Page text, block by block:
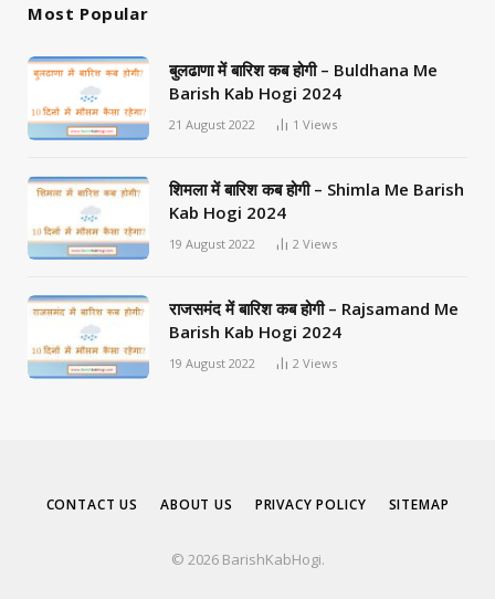
Most Popular
बुलढाणा में बारिश कब होगी – Buldhana Me
Barish Kab Hogi 2024
21 August 2022 1 Views
शिमला में बारिश कब होगी – Shimla Me Barish
Kab Hogi 2024
19 August 2022 2 Views
राजसमंद में बारिश कब होगी – Rajsamand Me
Barish Kab Hogi 2024
19 August 2022 2 Views
CONTACT US ABOUT US PRIVACY POLICY SITEMAP
© 2026 BarishKabHogi.